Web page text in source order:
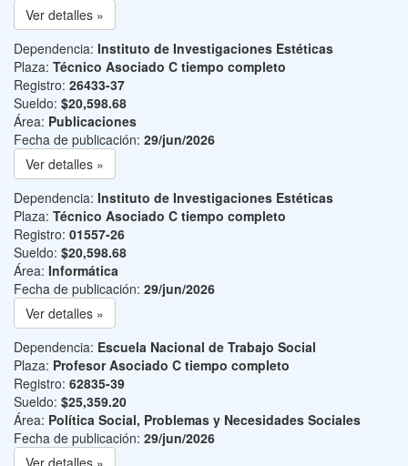
Ver detalles »
Dependencia: Instituto de Investigaciones Estéticas
Plaza: Técnico Asociado C tiempo completo
Registro: 26433-37
Sueldo: $20,598.68
Área: Publicaciones
Fecha de publicación: 29/jun/2026
Ver detalles »
Dependencia: Instituto de Investigaciones Estéticas
Plaza: Técnico Asociado C tiempo completo
Registro: 01557-26
Sueldo: $20,598.68
Área: Informática
Fecha de publicación: 29/jun/2026
Ver detalles »
Dependencia: Escuela Nacional de Trabajo Social
Plaza: Profesor Asociado C tiempo completo
Registro: 62835-39
Sueldo: $25,359.20
Área: Política Social, Problemas y Necesidades Sociales
Fecha de publicación: 29/jun/2026
Ver detalles »